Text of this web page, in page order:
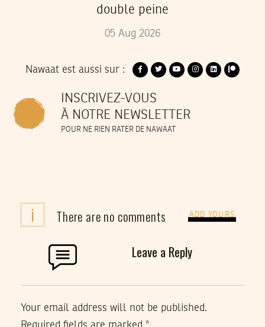
double peine
05 Aug 2026
Nawaat est aussi sur :
INSCRIVEZ-VOUS
À NOTRE NEWSLETTER
POUR NE RIEN RATER DE NAWAAT
i There are no comments ADD YOURS
Leave a Reply
Your email address will not be published.